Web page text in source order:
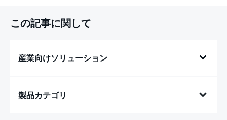
この記事に関して
産業向けソリューション
製品カテゴリ